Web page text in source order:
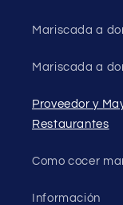
Mariscada a
Mariscada a
Proveedor y
Restaurantes
Como cocer
Información